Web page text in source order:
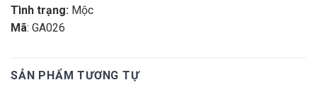
Tình trạng: Mộc
Mã: GA026
SẢN PHẨM TƯƠNG TỰ